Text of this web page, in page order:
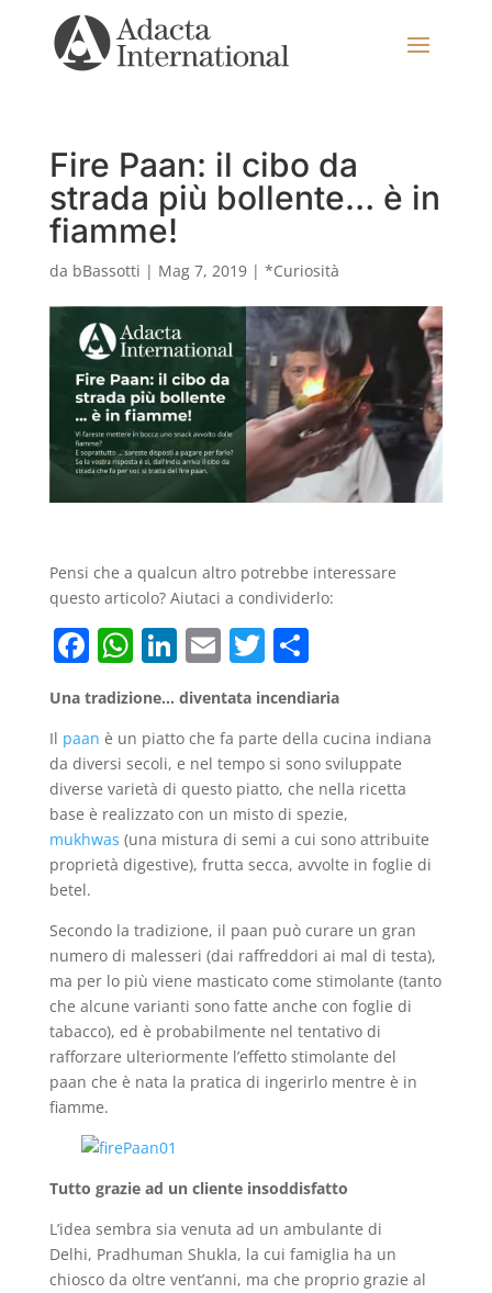
Fire Paan: il cibo da
strada più bollente… è in
fiamme!
da bBassotti | Mag 7, 2019| *Curiosità
Pensi che a qualcun altro potrebbe interessare
questo articolo? Aiutaci a condividerlo:
F
a
c
e
b
o
o
k
W
at
s
A
p
p
Li
n
k
e
dI
n
E
m
ai
l
T
itt
er
C
o
n
di
vi
di
Una tradizione… diventata incendiaria
Il paan è un piatto che fa parte della cucina indiana
da diversi secoli, e nel tempo si sono sviluppate
diverse varietà di questo piatto, che nella ricetta
base è realizzato con un misto di spezie,
mukhwas (una mistura di semi a cui sono attribuite
proprietà digestive), frutta secca, avvolte in foglie di
betel.
Secondo la tradizione, il paan può curare un gran
numero di malesseri (dai raffreddori ai mal di testa),
ma per lo più viene masticato come stimolante (tanto
che alcune varianti sono fatte anche con foglie di
tabacco), ed è probabilmente nel tentativo di
rafforzare ulteriormente l’effetto stimolante del
paan che è nata la pratica di ingerirlo mentre è in
fiamme.
Tutto grazie ad un cliente insoddisfatto
L’idea sembra sia venuta ad un ambulante di
Delhi, Pradhuman Shukla, la cui famiglia ha un
chiosco da oltre vent’anni, ma che proprio grazie al